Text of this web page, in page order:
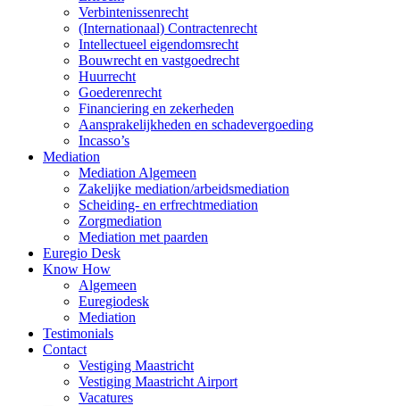
Verbintenissenrecht
(Internationaal) Contractenrecht
Intellectueel eigendomsrecht
Bouwrecht en vastgoedrecht
Huurrecht
Goederenrecht
Financiering en zekerheden
Aansprakelijkheden en schadevergoeding
Incasso’s
Mediation
Mediation Algemeen
Zakelijke mediation/arbeidsmediation
Scheiding- en erfrechtmediation
Zorgmediation
Mediation met paarden
Euregio Desk
Know How
Algemeen
Euregiodesk
Mediation
Testimonials
Contact
Vestiging Maastricht
Vestiging Maastricht Airport
Vacatures